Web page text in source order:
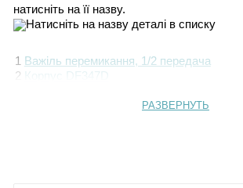
натисніть на її назву.
1 Важіль перемикання, 1/2 передача
2
Корпус DF347D
Самонарізний гвинт 3X16РАЗВЕРНУТЬ